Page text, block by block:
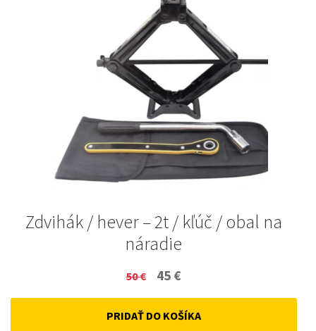
Zdvihák / hever – 2t / kľúč / obal na
náradie
50€
Original
price
was:
45 €
price
is:
PRIDAŤ DO KOŠÍKA